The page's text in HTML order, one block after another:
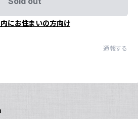
にお住まいの方向け
通報する